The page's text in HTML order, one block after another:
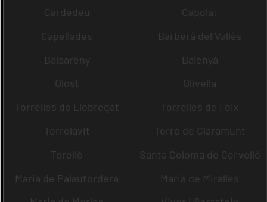
Cardedeu
Capolat
Capellades
Barberà del Vallès
Balsareny
Balenyà
Olost
Olivella
Torrelles de Llobregat
Torrelles de Foix
Torrelavit
Torre de Claramunt
Torelló
Santa Coloma de Cervelló
Maria de Palautordera
Maria de Miralles